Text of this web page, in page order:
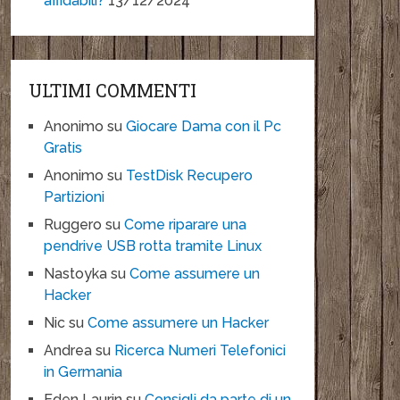
ULTIMI COMMENTI
Anonimo suGiocare Dama con il Pc
Gratis
Anonimo su TestDisk Recupero
Partizioni
Ruggero suCome riparare una
pendrive USB rotta tramite Linux
Nastoyka suCome assumere un
Hacker
Nic suCome assumere un Hacker
Andrea su Ricerca Numeri Telefonici
in Germania